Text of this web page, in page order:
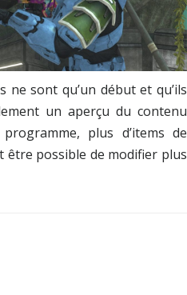
sont qu’un début et qu’ils
un aperçu du contenu
plus d’items de
être possible de modifier plus